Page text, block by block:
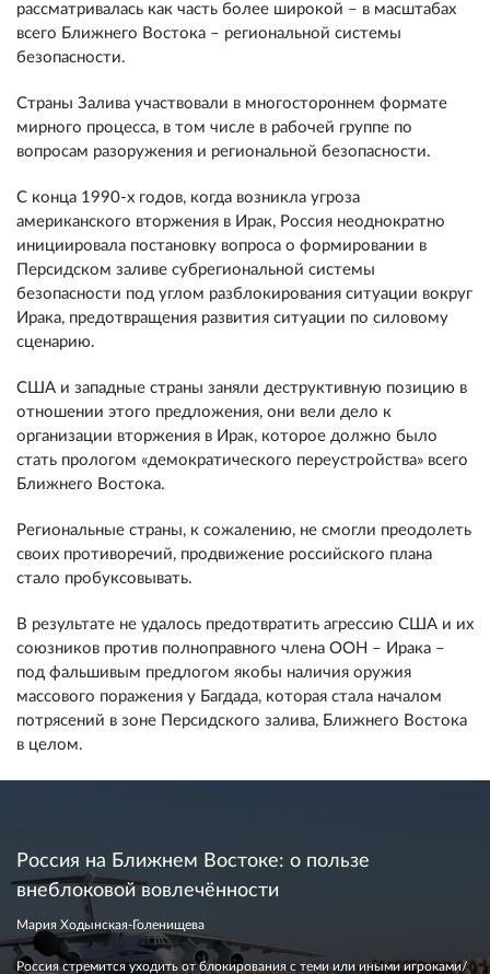
рассматривалась как часть более широкой – в масштабах
всего Ближнего Востока – региональной системы
безопасности.
Страны Залива участвовали в многостороннем формате
мирного процесса, в том числе в рабочей группе по
вопросам разоружения и региональной безопасности.
С конца 1990-х годов, когда возникла угроза
американского вторжения в Ирак, Россия неоднократно
инициировала постановку вопроса о формировании в
Персидском заливе субрегиональной системы
безопасности под углом разблокирования ситуации вокруг
Ирака, предотвращения развития ситуации по силовому
сценарию.
США и западные страны заняли деструктивную позицию в
отношении этого предложения, они вели дело к
организации вторжения в Ирак, которое должно было
стать прологом «демократического переустройства» всего
Ближнего Востока.
Региональные страны, к сожалению, не смогли преодолеть
своих противоречий, продвижение российского плана
стало пробуксовывать.
В результате не удалось предотвратить агрессию США и их
союзников против полноправного члена ООН – Ирака –
под фальшивым предлогом якобы наличия оружия
массового поражения у Багдада, которая стала началом
потрясений в зоне Персидского залива, Ближнего Востока
в целом.
Россия на Ближнем Востоке: о пользе
внеблоковой вовлечённости
Мария Ходынская-Голенищева
Россия стремится уходить от блокирования с теми или иными игроками/